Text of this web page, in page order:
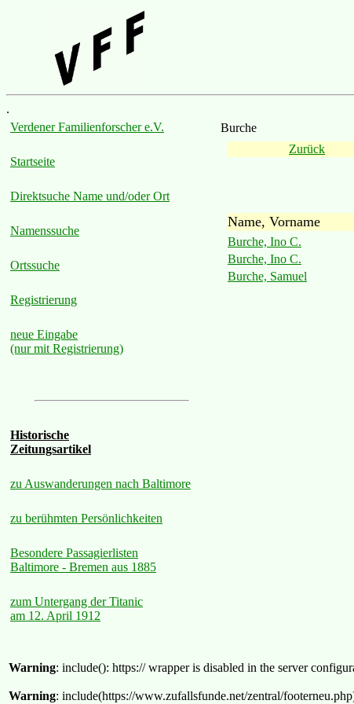
.
Verdener Familienforscher e.V.
Startseite
Direktsuche Name und/oder Ort
Namenssuche
Ortssuche
Registrierung
neue Eingabe
(nur mit Registrierung)
Historische
Zeitungsartikel
zu Auswanderungen nach Baltimore
zu berühmten Persönlichkeiten
Besondere Passagierlisten
Baltimore - Bremen aus 1885
zum Untergang der Titanic
am 12. April 1912
Burche
Zurück
Name, Vorname
Burche, Ino C.
Burche, Ino C.
Burche, Samuel
Warning: include(): https:// wrapper is disabled in the server
Warning: include(https://www.zufallsfunde.net/zentral/